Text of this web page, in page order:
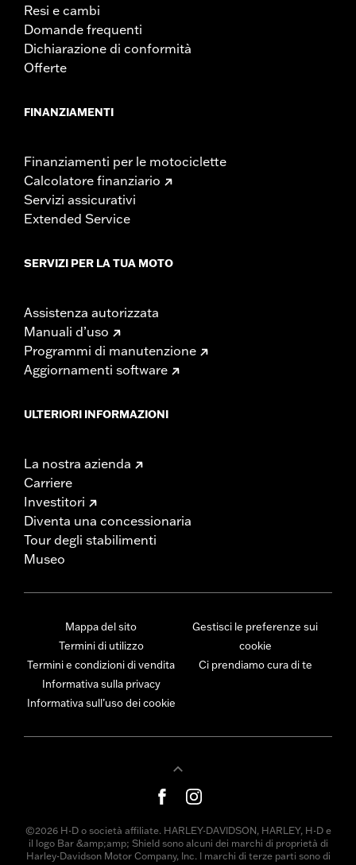
Resi e cambi
Domande frequenti
Dichiarazione di conformità
Offerte
FINANZIAMENTI
Finanziamenti per le motociclette
Calcolatore finanziario
Servizi assicurativi
Extended Service
SERVIZI PER LA TUA MOTO
Assistenza autorizzata
Manuali d’uso
Programmi di manutenzione
Aggiornamenti software
ULTERIORI INFORMAZIONI
La nostra azienda
Carriere
Investitori
Diventa una concessionaria
Tour degli stabilimenti
Museo
Mappa del sito
Termini di utilizzo
Termini e condizioni di vendita
Informativa sulla privacy
Informativa sull’uso dei cookie
Gestisci le preferenze sui
cookie
Ci prendiamo cura di te
©2026 H-D o società affiliate. HARLEY-DAVIDSON, HARLEY, H-D e
il logo Bar &amp;amp; Shield sono alcuni dei marchi di proprietà di
Harley-Davidson Motor Company, Inc. I marchi di terze parti sono di